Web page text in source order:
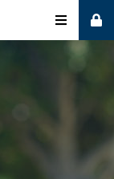
Alternar
de